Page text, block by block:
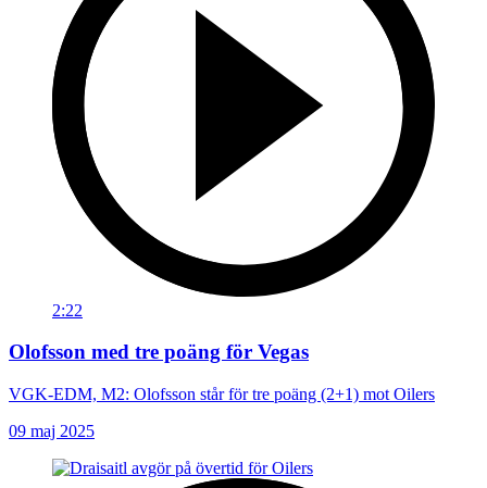
2:22
Olofsson med tre poäng för Vegas
VGK-EDM, M2: Olofsson står för tre poäng (2+1) mot Oilers
09 maj 2025